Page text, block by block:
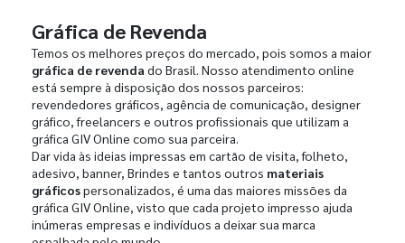
Gráfica de Revenda
Temos os melhores preços do mercado, pois somos a maior
gráfica de revenda do Brasil. Nosso atendimento online
está sempre à disposição dos nossos parceiros:
revendedores gráficos, agência de comunicação, designer
gráfico, freelancers e outros profissionais que utilizam a
gráfica GIV Online como sua parceira.
Dar vida às ideias impressas em cartão de visita, folheto,
adesivo, banner, Brindes e tantos outros materiais
gráficospersonalizados, é uma das maiores missões da
gráfica GIV Online, visto que cada projeto impresso ajuda
inúmeras empresas e indivíduos a deixar sua marca